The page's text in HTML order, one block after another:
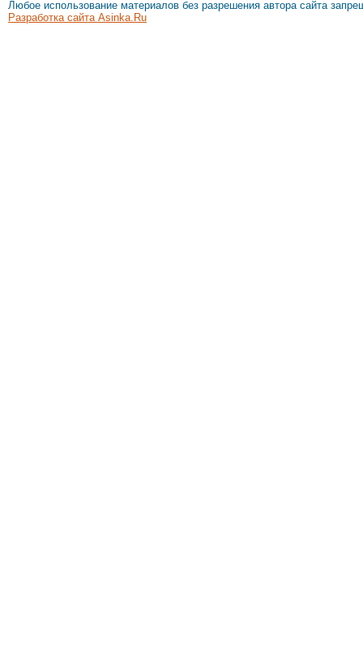
Любое использование материалов без разрешения автора сайта
Разработка сайта Asinka.Ru